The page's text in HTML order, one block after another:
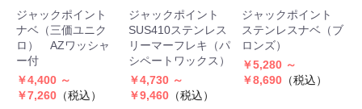
ジャックポイント
ナベ（三価ユニク
ロ） AZワッシャ
ー付
￥4,400 ～
￥7,260 （税込）
ジャックポイント
SUS410ステンレス
リーマーフレキ（パ
シペートワックス）
￥4,730 ～
￥9,460 （税込）
ジャックポイント
ステンレスナベ（ブ
ロンズ）
￥5,280 ～
￥8,690（税込）